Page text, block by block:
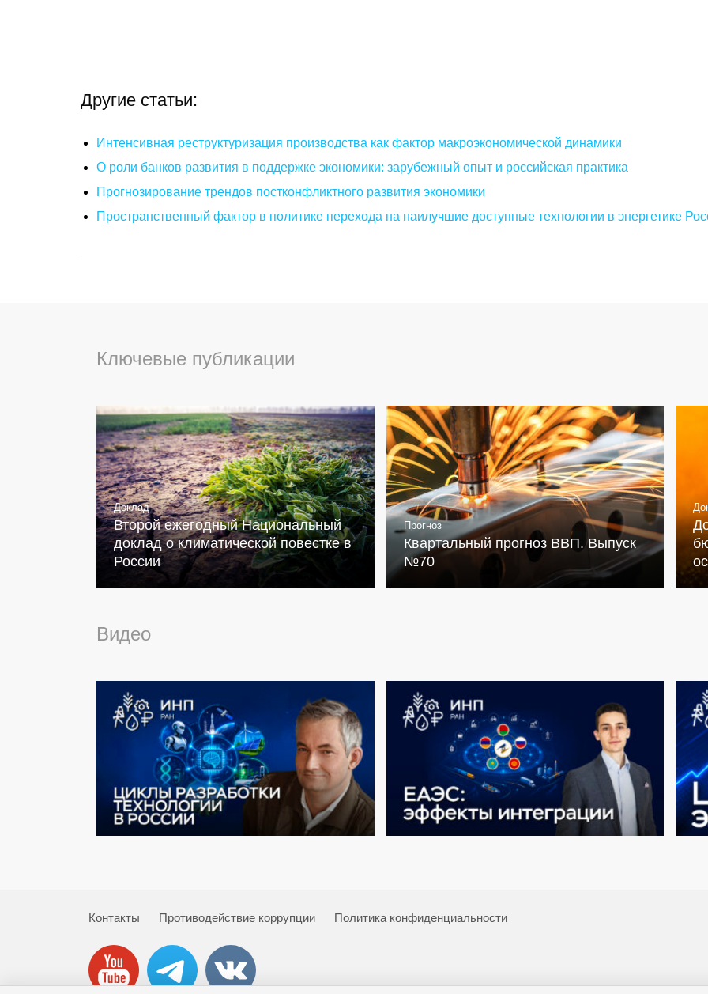
Другие статьи:
Интенсивная реструктуризация производства как фактор макроэкономической динамики
О роли банков развития в поддержке экономики: зарубежный опыт и российская практика
Прогнозирование трендов постконфликтного развития экономики
Пространственный фактор в политике перехода на наилучшие доступные технологии в энергетике
Ключевые публикации
Доклад
Второй ежегодный Национальный
доклад о климатической повестке в
России
Прогноз
Квартальный прогноз ВВП. Выпуск
№70
Видео
Контакты Противодействие коррупции Политика конфиденциальности